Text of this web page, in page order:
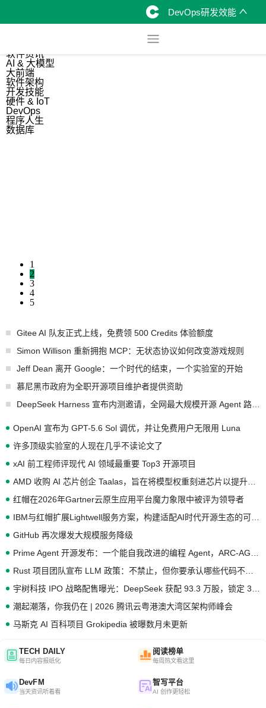
DevOps研发效能
软件资讯
AI & 大模型
大前端
软件架构
开发技能
硬件 & IoT
DevOps
程序人生
数据库
1
2
3
4
5
Gitee AI 队友正式上线，免费领 500 Credits 体验额度
Simon Willison 重新拥抱 MCP：无状态协议如何改变游戏规则
Jeff Dean 离开 Google：一个时代的结束，一个实验室的开始
慕尼黑市政府为全职开源项目维护者提供资助
OpenAI 宣布为 GPT-5.6 Sol 调优，并让免费用户无限用 Luna
许多顶级实验室的人现在几乎不读论文了
xAI 前工程师评现代 AI 领域最重要 Top3 开源项目
红帽在2026年Gartner云原生应用平台魔力象限中被评为领导者
GitHub 再次爆发大规模服务降级
潮起潮落，你我仍在 | 2026 腾讯云粤港澳大湾区架构师峰会
马斯克 AI 百科项目 Grokipedia 被曝数月未更新
TECH DAILY
每日内容报纸化
阅读榜单
每周热文看这里
DevFM
当天资讯听着看
智写平台
AI 创作更轻松